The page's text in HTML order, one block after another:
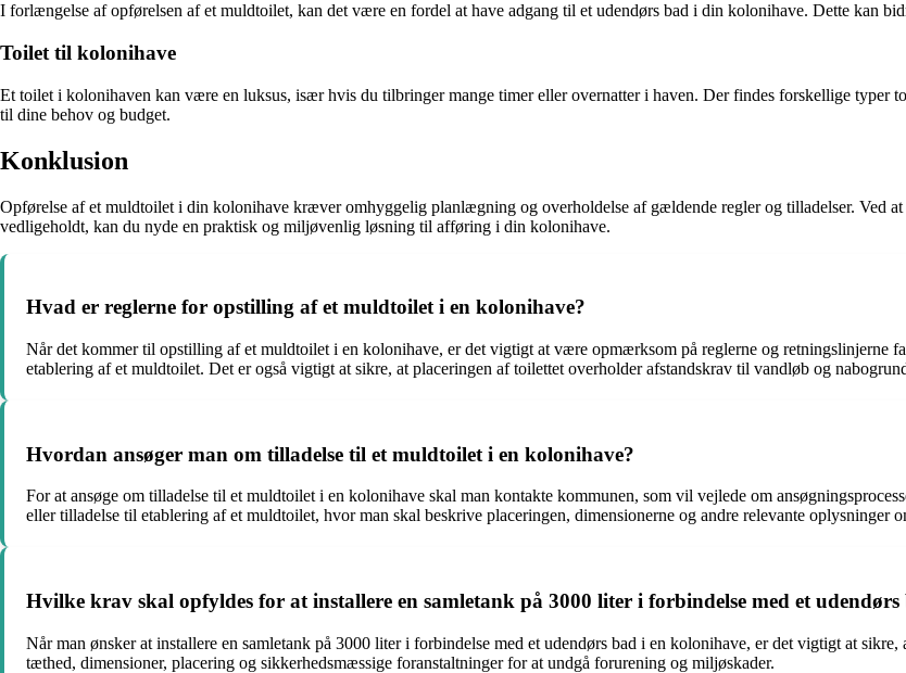
I forlængelse af opførelsen af et muldtoilet, kan det være en fordel at have adgang til et udendørs bad i din kolonihave. Dette kan
Toilet til kolonihave
Et toilet i kolonihaven kan være en luksus, især hvis du tilbringer mange timer eller overnatter i haven. Der findes forskellige typer
til dine behov og budget.
Konklusion
Opførelse af et muldtoilet i din kolonihave kræver omhyggelig planlægning og overholdelse af gældende regler og tilladelser. Ved
vedligeholdt, kan du nyde en praktisk og miljøvenlig løsning til afføring i din kolonihave.
Hvad er reglerne for opstilling af et muldtoilet i en kolonihave?
Når det kommer til opstilling af et muldtoilet i en kolonihave, er det vigtigt at være opmærksom på reglerne og retningslinjerne
etablering af et muldtoilet. Det er også vigtigt at sikre, at placeringen af toilettet overholder afstandskrav til vandløb og
Hvordan ansøger man om tilladelse til et muldtoilet i en kolonihave?
For at ansøge om tilladelse til et muldtoilet i en kolonihave skal man kontakte kommunen, som vil vejlede om
eller tilladelse til etablering af et muldtoilet, hvor man skal beskrive placeringen, dimensionerne og andre relevante oplysninger
Hvilke krav skal opfyldes for at installere en samletank på 3000 liter i forbindelse med et
Når man ønsker at installere en samletank på 3000 liter i forbindelse med et udendørs bad i en kolonihave, er det vigtigt at
tæthed, dimensioner, placering og sikkerhedsmæssige foranstaltninger for at undgå forurening og miljøskader.